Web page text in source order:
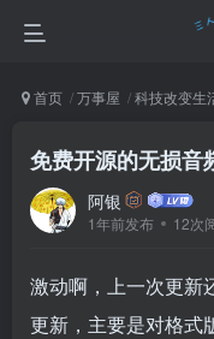
首页 万事屋 科技改变生
免费开源的无损音
阿银
1年前发布 12次
激动啊，上一次更新
更新，主要是对格式